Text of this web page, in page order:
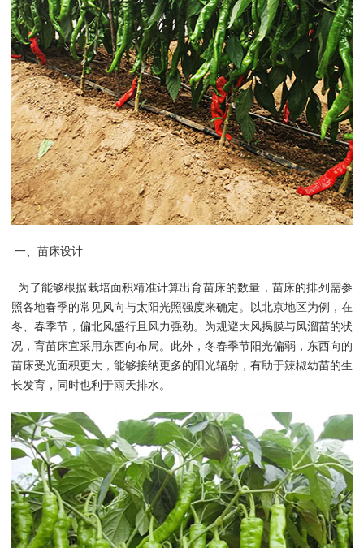
一、苗床设计
为了能够根据栽培面积精准计算出育苗床的数量，苗床的排列需参
照各地春季的常见风向与太阳光照强度来确定。以北京地区为例，在
冬、春季节，偏北风盛行且风力强劲。为规避大风揭膜与风溜苗的状
况，育苗床宜采用东西向布局。此外，冬春季节阳光偏弱，东西向的
苗床受光面积更大，能够接纳更多的阳光辐射，有助于辣椒幼苗的生
长发育，同时也利于雨天排水。